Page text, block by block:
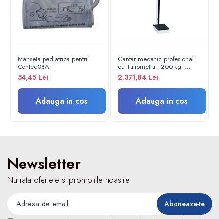
Turbine
Spirometre
Alte dispozitive respiratorii
Clesti nazali
Investigare si diagnostic
Dermatoscoape
Diapazon
Set ORL/Oftalmo
Lampi examinare
Lampi cu infrarosu
Conținutul livrării: 1 bucată
Culoare: Gri
Manseta pediatrica pentru
Contec08A
54,45 Lei
Adauga in cos
Cantar mecanic profesional
cu Taliometru - 200 kg -
ASTRA
2.371,84 Lei
Adauga in cos
Newsletter
Nu rata ofertele si promotiile noastre